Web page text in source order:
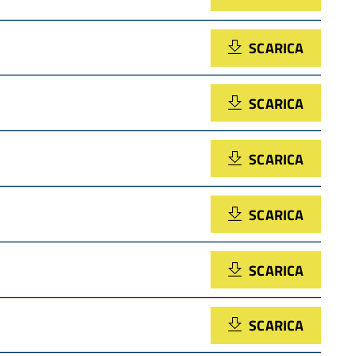
SCARICA
SCARICA
SCARICA
SCARICA
SCARICA
SCARICA